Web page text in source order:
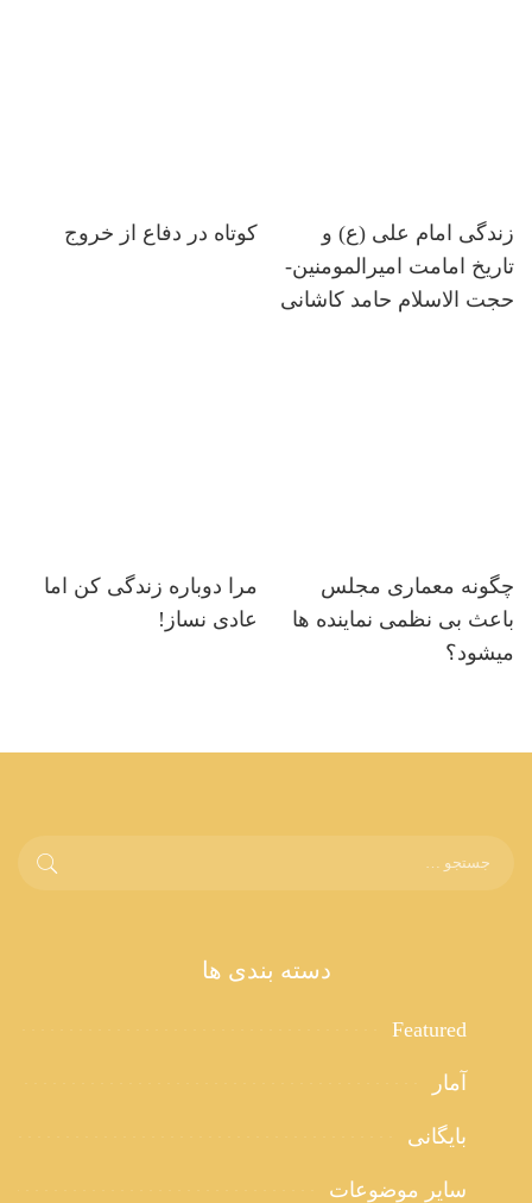
زندگی امام علی (ع) و
تاریخ امامت امیرالمومنین-
حجت الاسلام حامد کاشانی
کوتاه در دفاع از خروج
چگونه معماری مجلس
باعث بی نظمی نماینده ها
میشود؟
مرا دوباره زندگی کن اما
عادی نساز!
دسته بندی ها
Featured
آمار
بایگانی
سایر موضوعات